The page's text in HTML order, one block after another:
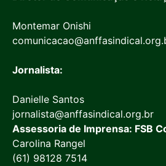
Montemar Onishi
Jornalista:
Danielle Santos
jornalista@anffasindical.org.br
Assessoria de Imprensa: FSB
Carolina Rangel
(61) 98128 7514